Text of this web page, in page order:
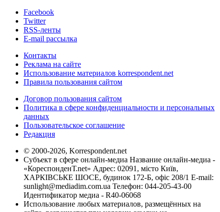
Facebook
Twitter
RSS-ленты
E-mail рассылка
Контакты
Реклама на сайте
Использование материалов korrespondent.net
Правила пользования сайтом
Договор пользования сайтом
Политика в сфере конфиденциальности и персональных
данных
Пользовательское соглашение
Редакция
© 2000-2026, Korrespondent.net
Субъект в сфере онлайн-медиа Название онлайн-медиа -
«КореспонденТ.net» Адрес: 02091, місто Київ,
ХАРКІВСЬКЕ ШОСЕ, будинок 172-Б, офіс 208/1 E-mail:
sunlight@mediadim.com.ua Телефон: 044-205-43-00
Идентификатор медиа - R40-06068
Использование любых материалов, размещённых на